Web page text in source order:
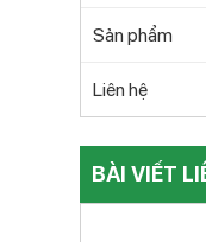
Sản phẩm
Liên hệ
BÀI VIẾT